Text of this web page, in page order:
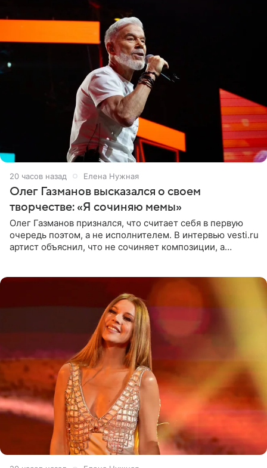
20 часов назад Елена Нужная
Олег Газманов высказался о своем
творчестве: «Я сочиняю мемы»
Олег Газманов признался, что считает себя в первую
очередь поэтом, а не исполнителем. В интервью vesti.ru
артист объяснил, что не сочиняет композиции, а